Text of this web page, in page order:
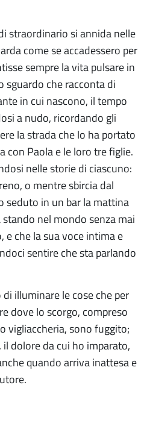
straordinario si annida nelle
come se accadessero per
sempre la vita pulsare in
sguardo che racconta di
in cui nascono, il tempo
a nudo, ricordando gli
la strada che lo ha portato
con Paola e le loro tre figlie.
nelle storie di ciascuno:
o mentre sbircia dal
seduto in un bar la mattina
nel mondo senza mai
e che la sua voce intima e
sentire che sta parlando
illuminare le cose che per
dove lo scorgo, compreso
vigliaccheria, sono fuggito;
dolore da cui ho imparato,
quando arriva inattesa e